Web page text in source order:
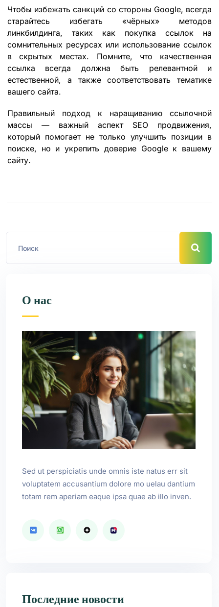
Чтобы избежать санкций со стороны Google, всегда
старайтесь избегать «чёрных» методов
линкбилдинга, таких как покупка ссылок на
сомнительных ресурсах или использование ссылок
в скрытых местах. Помните, что качественная
ссылка всегда должна быть релевантной и
естественной, а также соответствовать тематике
вашего сайта.
Правильный подход к наращиванию ссылочной
массы — важный аспект SEO продвижения,
который помогает не только улучшить позиции в
поиске, но и укрепить доверие Google к вашему
сайту.
О нас
Sed ut perspiciatis unde omnis iste natus err sit
voluptatem accusantium dolore mo uelau dantium
totam rem aperiam eaque ipsa quae ab illo inven.
Последние новости